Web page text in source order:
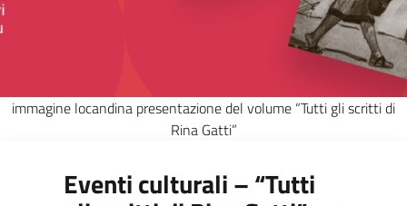
immagine locandina presentazione del volume “Tutti gli scritti di
Rina Gatti”
Eventi culturali – “Tutti